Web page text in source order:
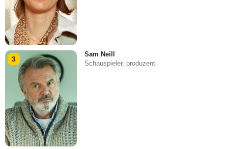
3
Sam Neill
Schauspieler, produzent